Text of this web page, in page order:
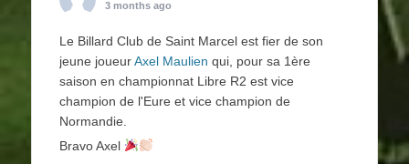
3 months ago
Le Billard Club de Saint Marcel est fier de son
jeune joueurAxel Maulien qui, pour sa 1ère
saison en championnat Libre R2 est vice
champion de l'Eure et vice champion de
Normandie.
Bravo Axel